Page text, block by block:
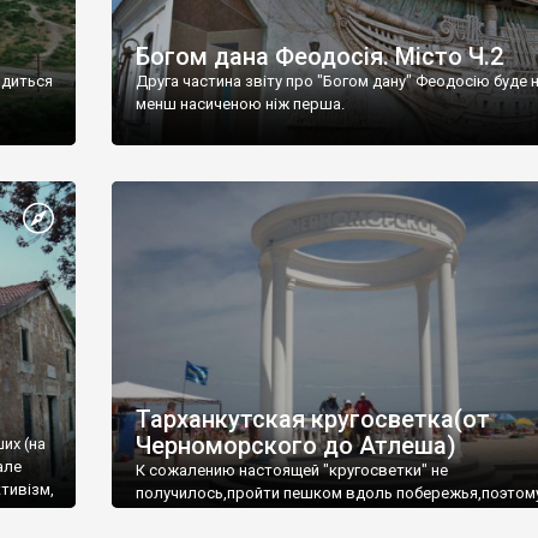
Богом дана Феодосія. Місто Ч.2
Друга частина звіту про "Богом дану" Феодосію буде
менш насиченою ніж перша.
(на
Тарханкутская кругосветка(от
Черноморского до Атлеша)
К сожалению настоящей "кругосветки" не
получилось,пройти пешком вдоль